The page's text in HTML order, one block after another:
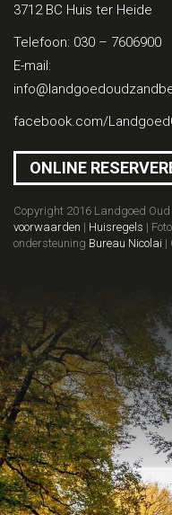
3712 BC Huis ter Heide
Telefoon: 030 – 7606900
E-mail:
facebook.com/
ONLINE
Copyright 2016 Landgoed
voorwaarden | Huisregels |
ondersteuning Bureau Nicolai |